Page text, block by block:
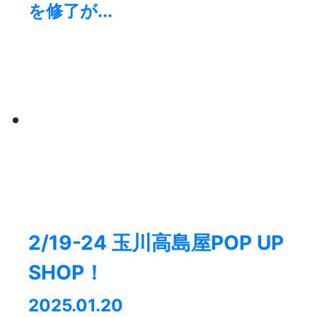
を修了が...
2/19-24 玉川高島屋POP UP
SHOP！
2025.01.20